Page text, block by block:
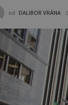
od DALIBOR VRÁNA